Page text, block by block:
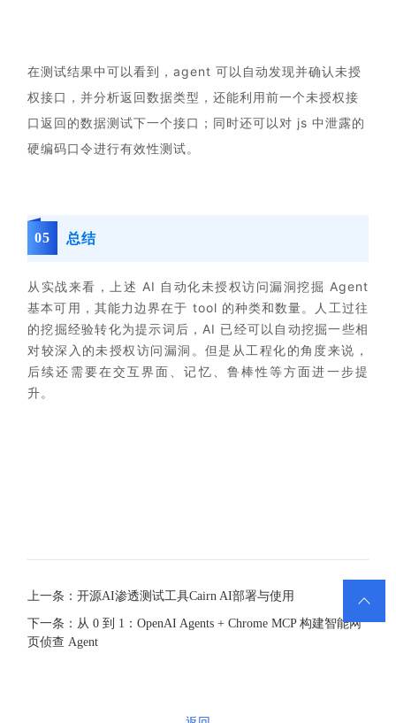
在测试结果中可以看到，agent 可以自动发现并确认未授
权接口，并分析返回数据类型，还能利用前一个未授权接
口返回的数据测试下一个接口；同时还可以对 js 中泄露的
硬编码口令进行有效性测试。
05 总结
从实战来看，上述 AI 自动化未授权访问漏洞挖掘 Agent
基本可用，其能力边界在于 tool 的种类和数量。人工过往
的挖掘经验转化为提示词后，AI 已经可以自动挖掘一些相
对较深入的未授权访问漏洞。但是从工程化的角度来说，
后续还需要在交互界面、记忆、鲁棒性等方面进一步提
升。
上一条：开源AI渗透测试工具Cairn AI部署与使用
下一条：从 0 到 1：OpenAI Agents + Chrome MCP 构建智能网
页侦查 Agent
